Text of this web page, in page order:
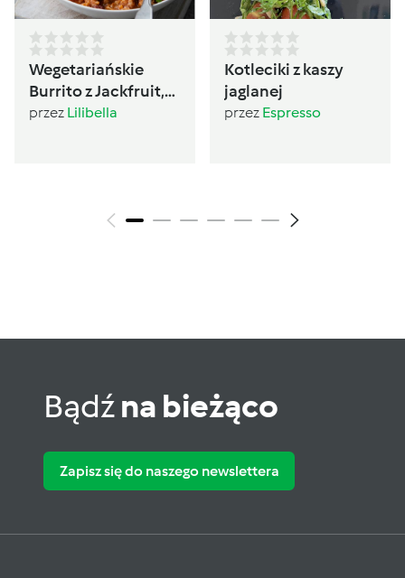
Wegetariańskie
Burrito z Jackfruit,
czerwoną fasolą i
przez Lilibella
Kotleciki z kaszy
jaglanej
przez Espresso
Bądźna bieżąco
Zapisz się do naszego newslettera